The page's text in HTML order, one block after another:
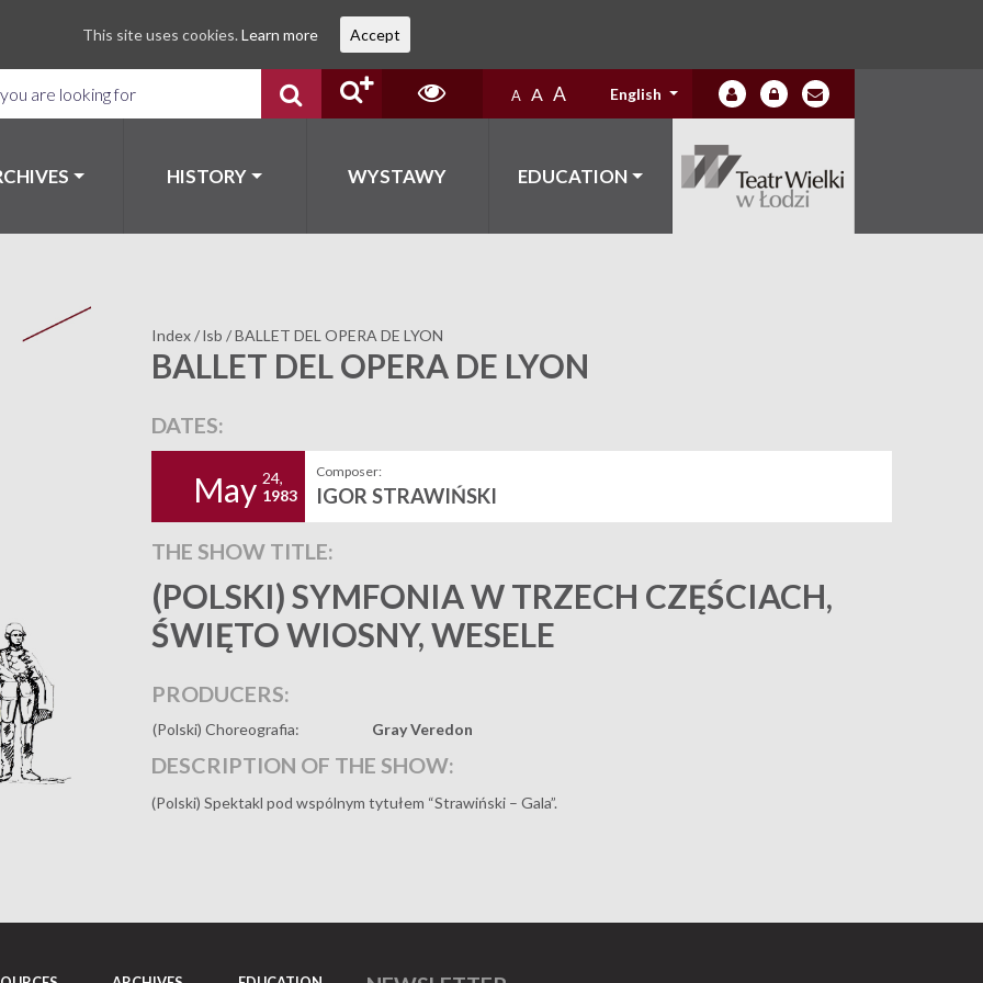
A A A English
HISTORY WYSTAWY EDUCATION
Index/lsb /BALLET DEL OPERA DE LYON
BALLET DEL OPERA DE LYON
DATES:
May 24,
1983
Composer:
IGOR STRAWIŃSKI
THE SHOW TITLE:
(POLSKI) SYMFONIA W TRZECH CZĘŚCIACH,
ŚWIĘTO WIOSNY, WESELE
PRODUCERS:
(Polski) Choreografia: Gray Veredon
DESCRIPTION OF THE SHOW:
(Polski) Spektakl pod wspólnym tytułem “Strawiński – Gala”.
This site uses cookies. Learn more Accept